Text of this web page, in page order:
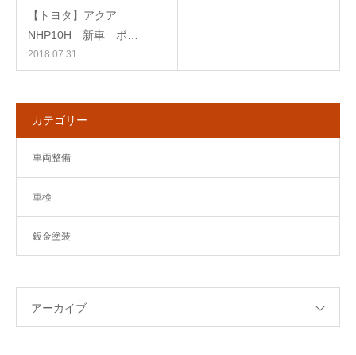
【トヨタ】アクア
NHP10H 新車 ボ…
2018.07.31
カテゴリー
車両整備
車検
鈑金塗装
アーカイブ